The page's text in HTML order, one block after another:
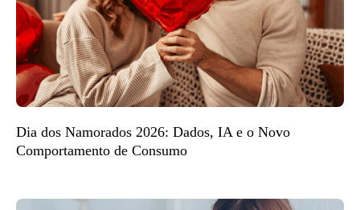
Dia dos Namorados 2026: Dados, IA e o Novo
Comportamento de Consumo